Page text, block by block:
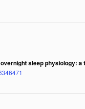
sleep physiology: